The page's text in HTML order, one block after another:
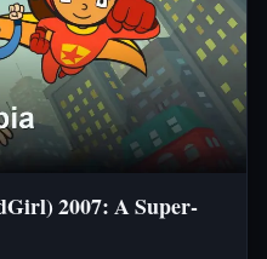
2007: A Super-